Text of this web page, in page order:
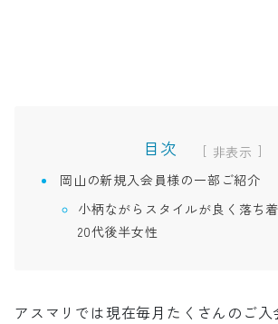
目次 [
]
岡山の新規入会員様の一部ご紹介
小柄ながらスタイルが良く落ち
20代後半女性
アスマリでは現在毎月たくさんのご入